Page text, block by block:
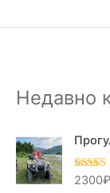
Недавно
Оценка
2300₽